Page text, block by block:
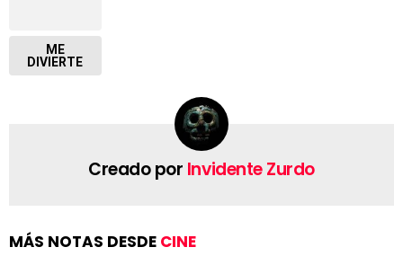
ME
DIVIERTE
Creado por Invidente Zurdo
MÁS NOTAS DESDE CINE